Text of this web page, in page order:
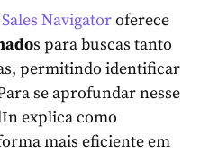
Sales Navigatoroferece
s para buscas tanto
permitindo identificar
se aprofundar nesse
explica como
mais eficiente em